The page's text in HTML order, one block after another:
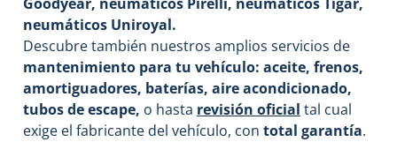
neumáticos Uniroyal.
Descubre también nuestros amplios servicios de
mantenimiento para tu vehículo: aceite, frenos,
amortiguadores, baterías, aire acondicionado,
tubos de escape, o hasta revisión oficial tal cual
exige el fabricante del vehículo, con total garantía.